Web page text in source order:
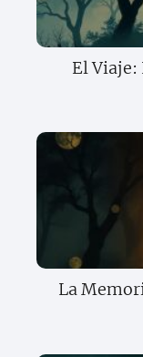
El Viaje:
La